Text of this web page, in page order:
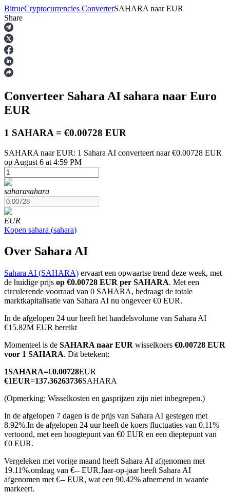
Termijncontracten
USDT-futures
COIN-M-futures
Cryptocurrency-futures
TradFi
Derivaten voor aandelen, forex, edelmetalen en grondstoffen
Futures met USDC als onderpand
BitrueCryptocurrencies ConverterSAHARA naar EUR
Share
Converteer Sahara AI sahara naar Euro
EUR
1 SAHARA = €0.00728 EUR
SAHARA naar EUR: 1 Sahara AI converteert naar €0.00728 EUR
op August 6 at 4:59 PM
saharasahara
EUR
Kopen sahara (sahara)
Over Sahara AI
Sahara AI (SAHARA) ervaart een opwaartse trend deze week, met
de huidige prijs op €0.00728 EUR per SAHARA. Met een
circulerende voorraad van 0 SAHARA, bedraagt de totale
marktkapitalisatie van Sahara AI nu ongeveer €0 EUR.
In de afgelopen 24 uur heeft het handelsvolume van Sahara AI
€15.82M EUR bereikt
Momenteel is de SAHARA naar EUR wisselkoers €0.00728 EUR
voor 1 SAHARA. Dit betekent:
1SAHARA=€0.00728EUR
€1EUR=137.36263736SAHARA
(Opmerking: Wisselkosten en gasprijzen zijn niet inbegrepen.)
In de afgelopen 7 dagen is de prijs van Sahara AI gestegen met
8.92%.In de afgelopen 24 uur heeft de koers fluctuaties van 0.11%
vertoond, met een hoogtepunt van €0 EUR en een dieptepunt van
€0 EUR.
Vergeleken met vorige maand heeft Sahara AI afgenomen met
19.11%.omlaag van €-- EUR.Jaar-op-jaar heeft Sahara AI
afgenomen met €-- EUR, wat een 90.42% afnemend in waarde
markeert.